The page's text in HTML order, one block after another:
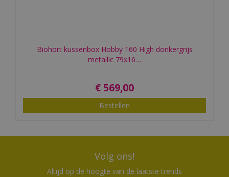
Biohort kussenbox Hobby 160 High donkergrijs
metallic 79x16…
€ 569,00
Bestellen
Volg ons!
Altijd op de hoogte van de laatste trends